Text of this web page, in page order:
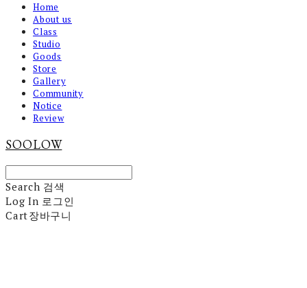
Home
About us
Class
Studio
Goods
Store
Gallery
Community
Notice
Review
SOOLOW
Search 검색
Log In 로그인
Cart장바구니